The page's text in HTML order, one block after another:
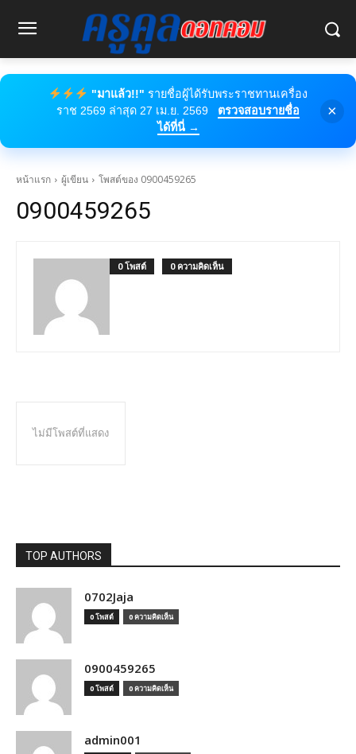
"มาแล้ว!!" รายชื่อผู้ได้รับพระราชทานเครื่อง
ราช 2569 ล่าสุด 27 เม.ย. 2569
ตรวจสอบรายชื่อ
ได้ที่นี่ →
×
หน้าแรก ผู้เขียน โพสต์ของ 0900459265
0900459265
0 โพสต์ 0 ความคิดเห็น
ไม่มีโพสต์ที่แสดง
TOP AUTHORS
0702Jaja
0 โพสต์ 0 ความคิดเห็น
0900459265
0 โพสต์ 0 ความคิดเห็น
admin001